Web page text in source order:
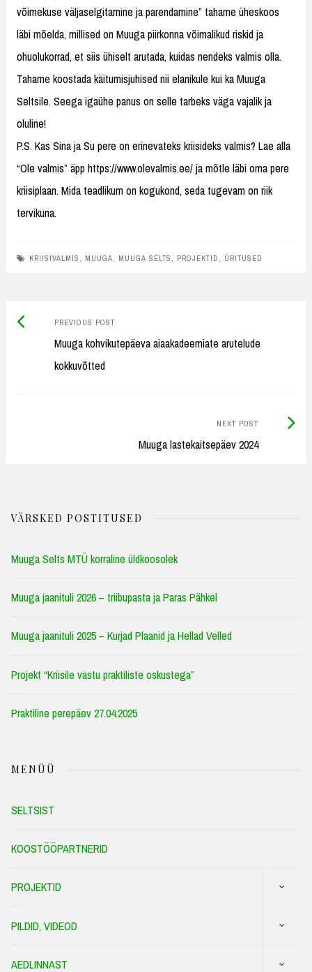
võimekuse väljaselgitamine ja parendamine” tahame üheskoos
läbi mõelda, millised on Muuga piirkonna võimalikud riskid ja
ohuolukorrad, et siis ühiselt arutada, kuidas nendeks valmis olla.
Tahame koostada käitumisjuhised nii elanikule kui ka Muuga
Seltsile. Seega igaühe panus on selle tarbeks väga vajalik ja
oluline!
P.S. Kas Sina ja Su pere on erinevateks kriisideks valmis? Lae alla
“Ole valmis” äpp https://www.olevalmis.ee/ ja mõtle läbi oma pere
kriisiplaan. Mida teadlikum on kogukond, seda tugevam on riik
tervikuna.
KRIISIVALMIS , MUUGA, MUUGA SELTS , PROJEKTID , ÜRITUSED
Post
navigation
PREVIOUS POSTPrevious
post:
Muuga kohvikutepäeva aiaakadeemiate arutelude
kokkuvõtted
NEXT POST
Muuga lastekaitsepäev 2024
Next
VÄRSKED POSTITUSED
Muuga Selts MTÜ korraline üldkoosolek
Muuga jaanituli 2026 – triibupasta ja Paras Pähkel
Muuga jaanituli 2025 – Kurjad Plaanid ja Hellad Velled
Projekt “Kriisile vastu praktiliste oskustega”
Praktiline perepäev 27.04.2025
MENÜÜ
SELTSIST
KOOSTÖÖPARTNERID
PROJEKTID
PILDID, VIDEOD
AEDLINNAST